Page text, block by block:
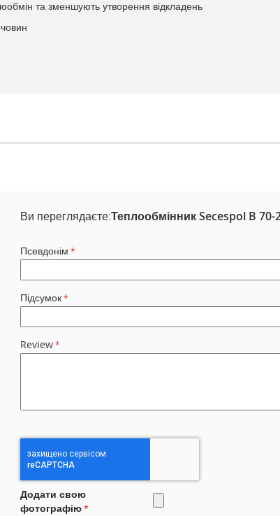
та зменшують утворення відкладень
Ви переглядаєте:Теплообмінник Secespol B 70-
Псевдонім
Підсумок
Review
Додати свою
фотографію